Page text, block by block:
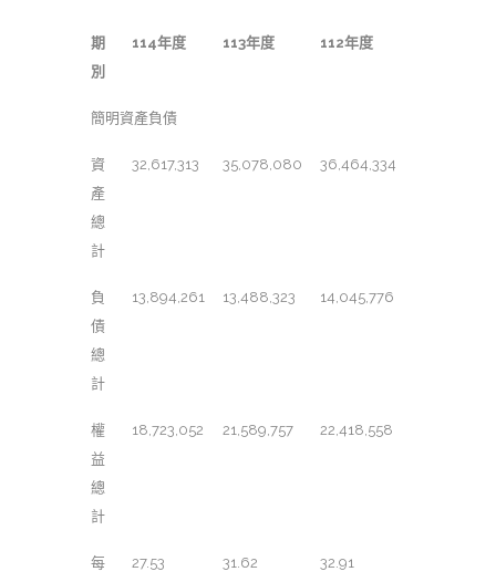
期
別
114年度 113年度 112年度
簡明資產負債
資
產
總
計
32,617,313 35,078,080 36,464,334
負
債
總
計
13,894,261 13,488,323 14,045,776
權
益
總
計
18,723,052 21,589,757 22,418,558
每
27.53 31.62 32.91